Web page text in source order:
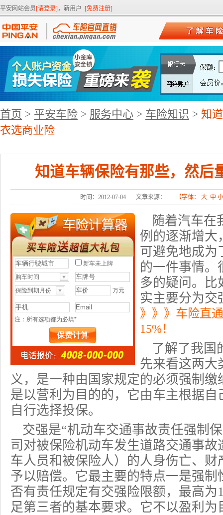
平安网站会员[请登录] ，新用户 [免费注册]
首页 > 平安车险 > 服务中心 > 车险知识 > 知
衣选商业险
知道车辆保险有那些，然后
时间：2012-07-04 文章来源： 【字体： 大 中 小
随着汽车在
例的逐渐增大
可避免地成为
的一件事情。
多的疑问。比
实主要分为交
》》》车险直
15%！
了解了我国
先来看这两大
义，是一种由国家规定的必须强制缴
是以营利为目的的，它由车主根据
自行选择投保。
交强是“机动车交通事故责任强制
司对被保险机动车发生道路交通事
车人员和被保险人）的人身伤亡、
予以赔偿。它最主要的特点一是强
否有责任规定有交强险限额，最高为
足第三者的基本要求。它不以盈利